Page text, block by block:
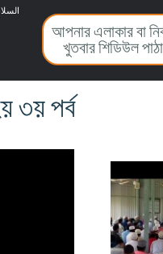
আপনার এলাকার বা
খুতবার শিডিউল
৩য় পর্ব